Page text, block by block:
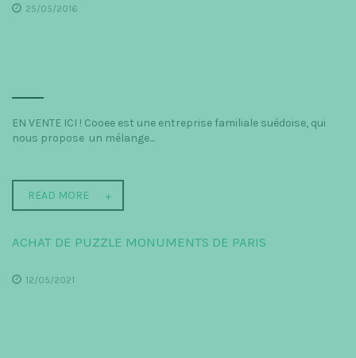
25/05/2016
EN VENTE ICI ! Cooee est une entreprise familiale suédoise, qui
nous propose un mélange...
READ MORE
ACHAT DE PUZZLE MONUMENTS DE PARIS
12/05/2021